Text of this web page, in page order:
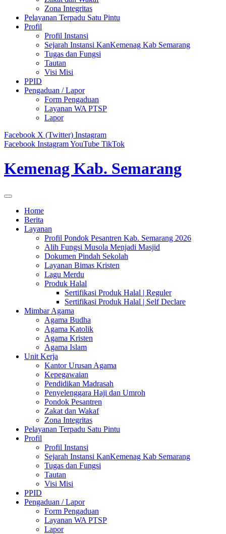
Zona Integritas
Pelayanan Terpadu Satu Pintu
Profil
Profil Instansi
Sejarah Instansi KanKemenag Kab Semarang
Tugas dan Fungsi
Tautan
Visi Misi
PPID
Pengaduan / Lapor
Form Pengaduan
Layanan WA PTSP
Lapor
Facebook X (Twitter) Instagram
Facebook InstagramYouTube TikTok
Kemenag Kab. Semarang
Home
Berita
Layanan
Profil Pondok Pesantren Kab. Semarang 2026
Alih Fungsi Musola Menjadi Masjid
Dokumen Pindah Sekolah
Layanan Bimas Kristen
Lagu Merdu
Produk Halal
Sertifikasi Produk Halal | Reguler
Sertifikasi Produk Halal | Self Declare
Mimbar Agama
Agama Budha
Agama Katolik
Agama Kristen
Agama Islam
Unit Kerja
Kantor Urusan Agama
Kepegawaian
Pendidikan Madrasah
Penyelenggara Haji dan Umroh
Pondok Pesantren
Zakat dan Wakaf
Zona Integritas
Pelayanan Terpadu Satu Pintu
Profil
Profil Instansi
Sejarah Instansi KanKemenag Kab Semarang
Tugas dan Fungsi
Tautan
Visi Misi
PPID
Pengaduan / Lapor
Form Pengaduan
Layanan WA PTSP
Lapor